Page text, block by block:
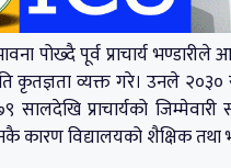
पोख्दै पूर्व प्राचार्य
कृतज्ञता व्यक्त गरे। उनले
प्राचार्यको
कारण विद्यालयको शैक्षिक